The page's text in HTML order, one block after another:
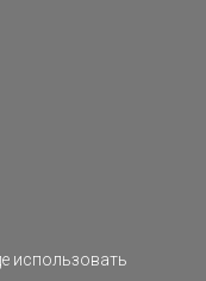
использовать